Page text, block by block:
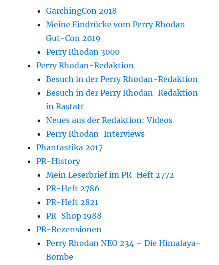
GarchingCon 2018
Meine Eindrücke vom Perry Rhodan
Gut-Con 2019
Perry Rhodan 3000
Perry Rhodan-Redaktion
Besuch in der Perry Rhodan-Redaktion
Besuch in der Perry Rhodan-Redaktion
in Rastatt
Neues aus der Redaktion: Videos
Perry Rhodan-Interviews
Phantastika 2017
PR-History
Mein Leserbrief im PR-Heft 2772
PR-Heft 2786
PR-Heft 2821
PR-Shop 1988
PR-Rezensionen
Perry Rhodan NEO 234 – Die Himalaya-
Bombe